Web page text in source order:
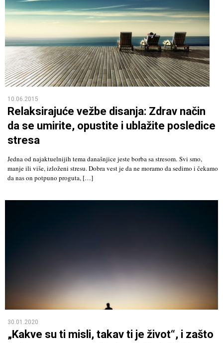
10.06.2015
Relaksirajuće vežbe disanja: Zdrav način
da se umirite, opustite i ublažite posledice
stresa
Jedna od najaktuelnijih tema današnjice jeste borba sa stresom. Svi smo,
manje ili više, izloženi stresu. Dobra vest je da ne moramo da sedimo i čekamo
da nas on potpuno proguta, […]
30.01.2020
„Kakve su ti misli, takav ti je život“, i zašto